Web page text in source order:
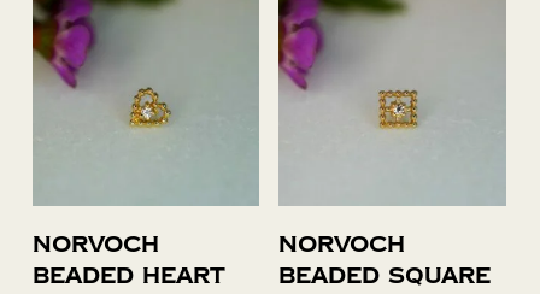
Toevoegen
aan
Norvoch
beaded heart
Toevoegen
aan
Norvoch
beaded square